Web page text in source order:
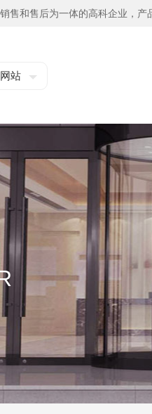
售和售后为一体的高科企业，产
站